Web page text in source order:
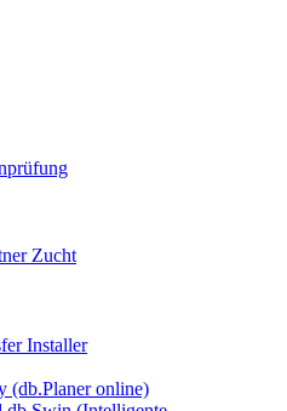
Zucht
Installer
(db.Planer online)